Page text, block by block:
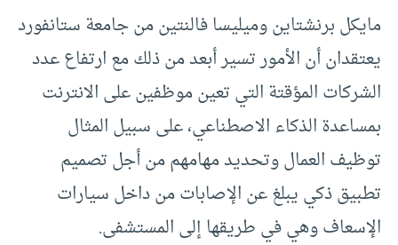
مايكل برنشتاين وميليسا فالنتين من جامعة ستانفورد
يعتقدان أن الأمور تسير أبعد من ذلك مع ارتفاع عدد
الشركات المؤقتة التي تعين موظفين على الانترنت
بمساعدة الذكاء الاصطناعي، على سبيل المثال
توظيف العمال وتحديد مهامهم من أجل تصميم
تطبيق ذكي يبلغ عن الإصابات من داخل سيارات
الإسعاف وهي في طريقها إلى المستشفى.